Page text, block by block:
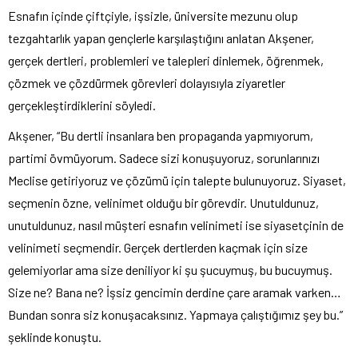
Esnafın içinde çiftçiyle, işsizle, üniversite mezunu olup
tezgahtarlık yapan gençlerle karşılaştığını anlatan Akşener,
gerçek dertleri, problemleri ve talepleri dinlemek, öğrenmek,
çözmek ve çözdürmek görevleri dolayısıyla ziyaretler
gerçekleştirdiklerini söyledi.
Akşener, “Bu dertli insanlara ben propaganda yapmıyorum,
partimi övmüyorum. Sadece sizi konuşuyoruz, sorunlarınızı
Meclise getiriyoruz ve çözümü için talepte bulunuyoruz. Siyaset,
seçmenin özne, velinimet olduğu bir görevdir. Unutuldunuz,
unutuldunuz, nasıl müşteri esnafın velinimeti ise siyasetçinin de
velinimeti seçmendir. Gerçek dertlerden kaçmak için size
gelemiyorlar ama size deniliyor ki şu şucuymuş, bu bucuymuş.
Size ne? Bana ne? İşsiz gencimin derdine çare aramak varken…
Bundan sonra siz konuşacaksınız. Yapmaya çalıştığımız şey bu.”
şeklinde konuştu.